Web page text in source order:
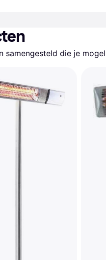
samengesteld die je